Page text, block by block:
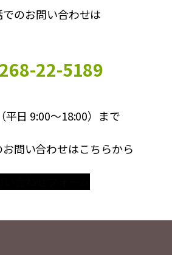
でのお問い合わせは
22-5189
平日 9:00～18:00）まで
問い合わせはこちらから